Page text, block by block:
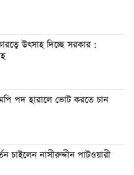
উৎসাহ দিচ্ছে সরকার :
পদ হারালে ভোট করতে চান
চাইলেন নাসীরুদ্দীন পাটওয়ারী